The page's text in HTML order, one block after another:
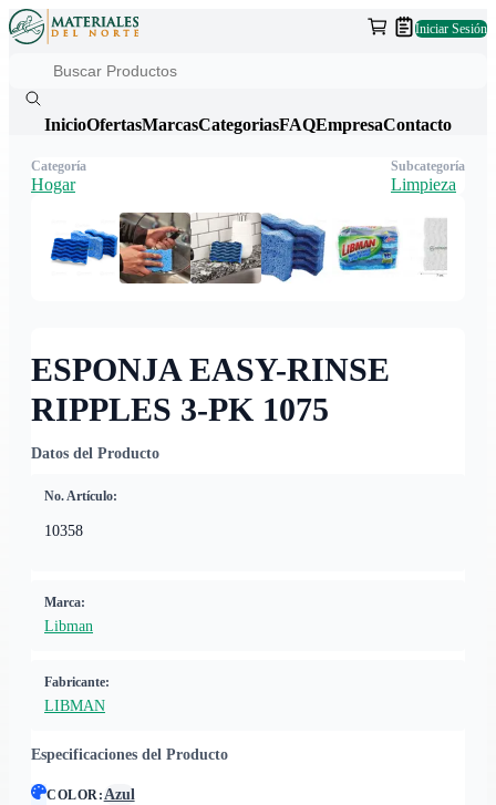
Iniciar Sesión
InicioOfertasMarcasCategoriasFAQEmpresaContacto
ESPONJA EASY-RINSE
RIPPLES 3-PK 1075
Datos del Producto
No. Artículo:
10358
Marca:
Libman
Fabricante:
LIBMAN
Especificaciones del Producto
COLOR:Azul
Categoría
Hogar
Subcategoría
Limpieza